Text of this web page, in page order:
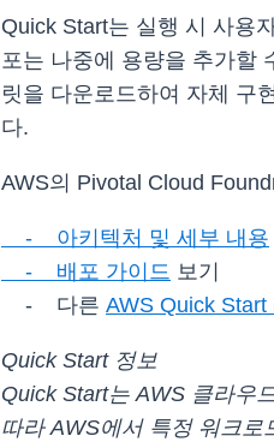
Quick Start는 실행 시 사용
포는 나중에 용량을 추가할
릿을 다운로드하여 자체 구
다.
AWS의 Pivotal Cloud
- 아키텍처 및 세부 내용
- 배포 가이드 보기
- 다른 AWS Quick Start
Quick Start 정보
Quick Start는 AWS 클라우
따라 AWS에서 특정 워크